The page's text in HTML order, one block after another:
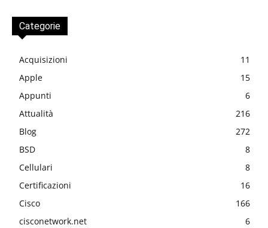
Categorie
Acquisizioni
11
Apple
15
Appunti
6
Attualità
216
Blog
272
BSD
8
Cellulari
8
Certificazioni
16
Cisco
166
cisconetwork.net
6